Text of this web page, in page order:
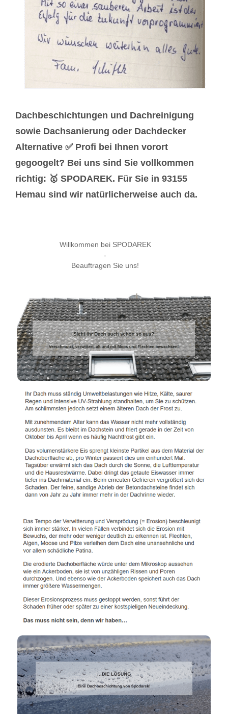
Dachbeschichtungen und Dachreinigung
sowie Dachsanierung oder Dachdecker
Alternative ✅ Profi bei Ihnen vorort
gegoogelt? Bei uns sind Sie vollkommen
richtig: 🥇 SPODAREK. Für Sie in 93155
Hemau sind wir natürlicherweise auch da.
Willkommen bei SPODAREK
-
Beauftragen Sie uns!